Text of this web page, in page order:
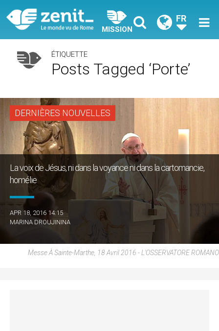
MISSION
FR
ÉTIQUETTE
Posts Tagged ‘porte’
DERNIÈRES NOUVELLES
La voix de Jésus, ni dans la voyance ni dans la cartomancie,
homélie
APR 18, 2016 14:15
MARINA DROUJININA
Messe À Sainte-Marthe, 18 Avril 2016 - L'OSSERVATORE ROMANO